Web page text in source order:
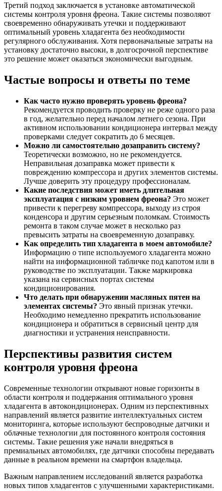
Третий подход заключается в установке автоматической
системы контроля уровня фреона. Такие системы позволяют
своевременно обнаруживать утечки и поддерживают
оптимальный уровень хладагента без необходимости
регулярного обслуживания. Хотя первоначальные затраты на
установку достаточно высоки, в долгосрочной перспективе
это решение может оказаться экономически выгодным.
Частые вопросы и ответы по теме
Как часто нужно проверять уровень фреона?
Рекомендуется проводить проверку не реже одного раза
в год, желательно перед началом летнего сезона. При
активном использовании кондиционера интервал между
проверками следует сократить до 6 месяцев.
Можно ли самостоятельно дозаправить систему?
Теоретически возможно, но не рекомендуется.
Неправильная дозаправка может привести к
повреждению компрессора и других элементов системы.
Лучше доверить эту процедуру профессионалам.
Какие последствия может иметь длительная
эксплуатация с низким уровнем фреона? Это может
привести к перегреву компрессора, выходу из строя
конденсора и другим серьезным поломкам. Стоимость
ремонта в таком случае может в несколько раз
превысить затраты на своевременную дозаправку.
Как определить тип хладагента в моем автомобиле?
Информацию о типе используемого хладагента можно
найти на информационной табличке под капотом или в
руководстве по эксплуатации. Также маркировка
указана на сервисных портах системы
кондиционирования.
Что делать при обнаружении масляных пятен на
элементах системы? Это явный признак утечки.
Необходимо немедленно прекратить использование
кондиционера и обратиться в сервисный центр для
диагностики и устранения неисправности.
Перспективы развития систем
контроля уровня фреона
Современные технологии открывают новые горизонты в
области контроля и поддержания оптимального уровня
хладагента в автокондиционерах. Одним из перспективных
направлений является развитие интеллектуальных систем
мониторинга, которые используют беспроводные датчики и
облачные технологии для постоянного контроля состояния
системы. Такие решения уже начали внедряться в
премиальных автомобилях, где датчики способны передавать
данные в реальном времени на смартфон владельца.
Важным направлением исследований является разработка
новых типов хладагентов с улучшенными характеристиками.